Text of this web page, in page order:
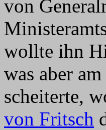
von
wollte ihn
was aber
scheiterte,
von Fritsch